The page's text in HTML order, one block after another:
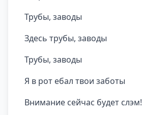
Трубы, заводы
Здесь трубы, заводы
Трубы, заводы
Я в рот ебал твои заботы
Внимание сейчас будет слэм!